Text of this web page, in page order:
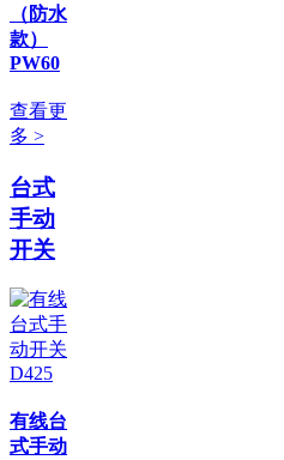
（防水
款）
PW60
查看更
多 >
台式
手动
开关
有线台
式手动